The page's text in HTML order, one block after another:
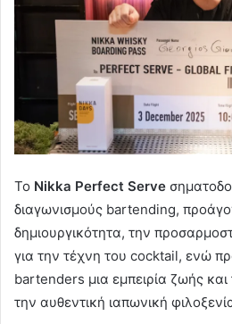
Το Nikka Perfect Serve
διαγωνισμούς bartending,
δημιουργικότητα, την
για την τέχνη του cocktail, ενώ
bartenders μια εμπειρία ζωής
την αυθεντική ιαπωνική